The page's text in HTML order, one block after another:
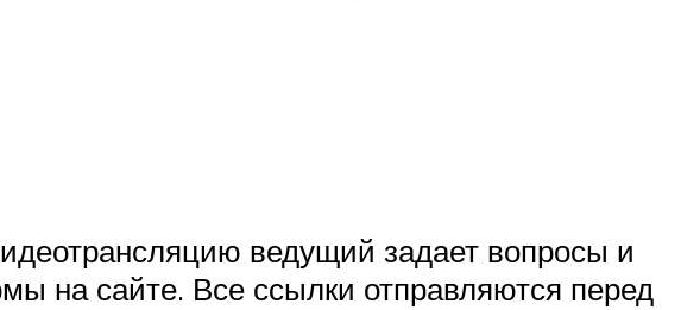
ведущий задает вопросы и
на сайте. Все ссылки отправляются перед